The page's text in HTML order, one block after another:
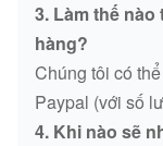
3. Làm thế
hàng?
Chúng tôi có
Paypal (với số
4. Khi nào sẽ